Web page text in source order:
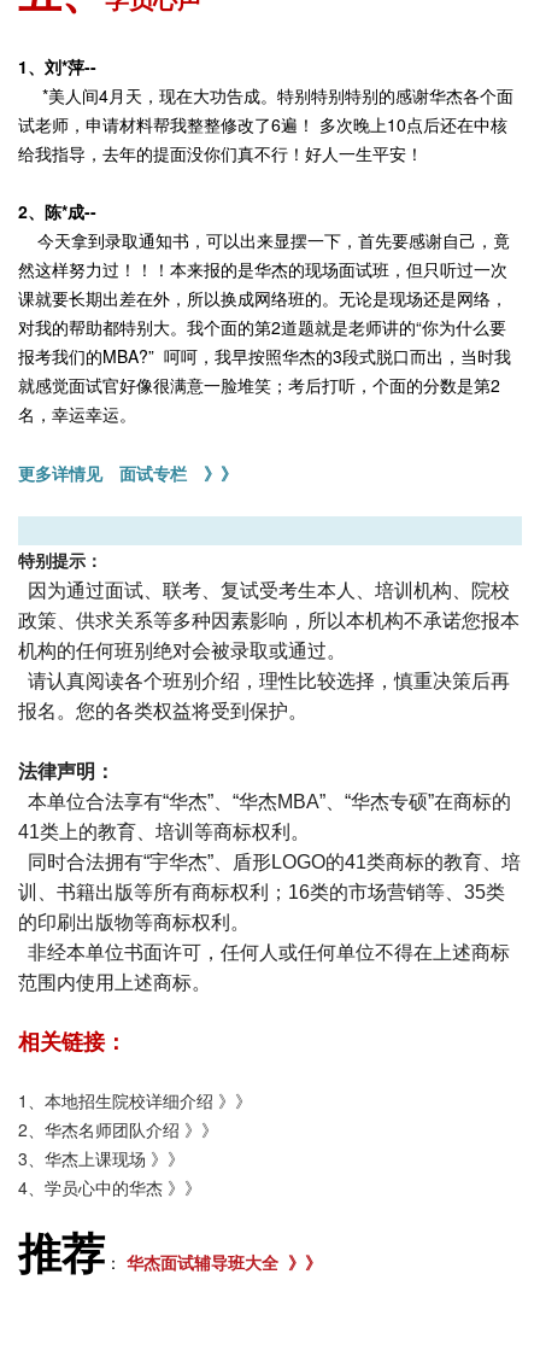
1、刘*萍--
*美人间4月天，现在大功告成。特别特别特别的感谢华杰各个面
试老师，申请材料帮我整整修改了6遍！ 多次晚上10点后还在中核
给我指导，去年的提面没你们真不行！好人一生平安！
2、陈*成--
今天拿到录取通知书，可以出来显摆一下，首先要感谢自己，竟
然这样努力过！！！本来报的是华杰的现场面试班，但只听过一次
课就要长期出差在外，所以换成网络班的。无论是现场还是网络，
对我的帮助都特别大。我个面的第2道题就是老师讲的“你为什么要
报考我们的MBA?” 呵呵，我早按照华杰的3段式脱口而出，当时我
就感觉面试官好像很满意一脸堆笑；考后打听，个面的分数是第2
名，幸运幸运。
更多详情见 面试专栏 》》
特别提示：
因为通过面试、联考、复试受考生本人、培训机构、院校
政策、供求关系等多种因素影响，所以本机构不承诺您报本
机构的任何班别绝对会被录取或通过。
请认真阅读各个班别介绍，理性比较选择，慎重决策后再
报名。您的各类权益将受到保护。
法律声明：
本单位合法享有“华杰”、“华杰MBA”、“华杰专硕”在商标的
41类上的教育、培训等商标权利。
同时合法拥有“宇华杰”、盾形LOGO的41类商标的教育、培
训、书籍出版等所有商标权利；16类的市场营销等、35类
的印刷出版物等商标权利。
非经本单位书面许可，任何人或任何单位不得在上述商标
范围内使用上述商标。
相关链接：
1、 本地招生院校详细介绍 》》
2、 华杰名师团队介绍 》》
3、 华杰上课现场 》》
4、 学员心中的华杰 》》
推荐 ： 华杰面试辅导班大全 》》